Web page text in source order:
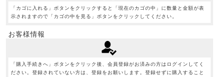
「カゴに入れる」ボタンをクリックすると「現在のカゴの中」に数量と金額が表
示されますので「カゴの中を見る」ボタンをクリックしてください。
お客様情報
「購入手続きへ」ボタンをクリック後、会員登録がお済みの方はログインしてく
ださい。登録されていない方は、登録をお願いします。登録せずに購入すること